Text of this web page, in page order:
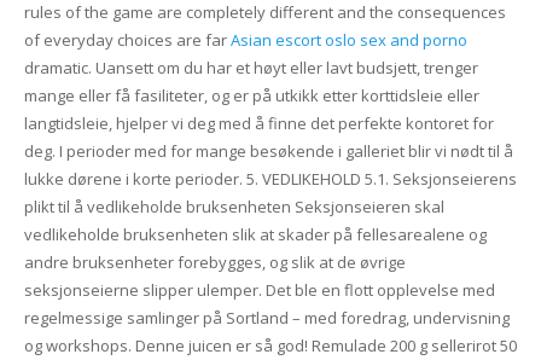
rules of the game are completely different and the consequences
of everyday choices are farAsian escort oslo sex and porno
dramatic. Uansett om du har et høyt eller lavt budsjett, trenger
mange eller få fasiliteter, og er på utkikk etter korttidsleie eller
langtidsleie, hjelper vi deg med å finne det perfekte kontoret for
deg. I perioder med for mange besøkende i galleriet blir vi nødt til å
lukke dørene i korte perioder. 5. VEDLIKEHOLD 5.1. Seksjonseierens
plikt til å vedlikeholde bruksenheten Seksjonseieren skal
vedlikeholde bruksenheten slik at skader på fellesarealene og
andre bruksenheter forebygges, og slik at de øvrige
seksjonseierne slipper ulemper. Det ble en flott opplevelse med
regelmessige samlinger på Sortland – med foredrag, undervisning
og workshops. Denne juicen er så god! Remulade 200 g sellerirot 50